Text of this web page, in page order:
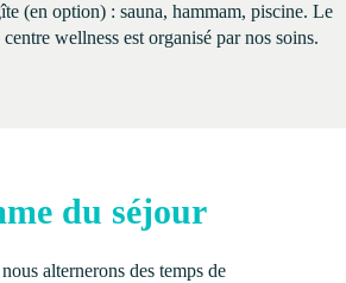
(en option) : sauna, hammam, piscine. Le
wellness est organisé par nos soins.
du séjour
alternerons des temps de